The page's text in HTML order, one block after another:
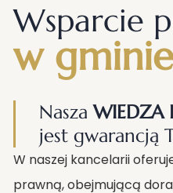
Wsparcie
w
NaszaWIEDZA
jest gwarancją
W naszej kancelarii
prawną, obejmującą